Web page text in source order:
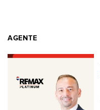
AGENTE